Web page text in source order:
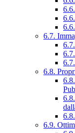
6.7.
6.8.
6.9.